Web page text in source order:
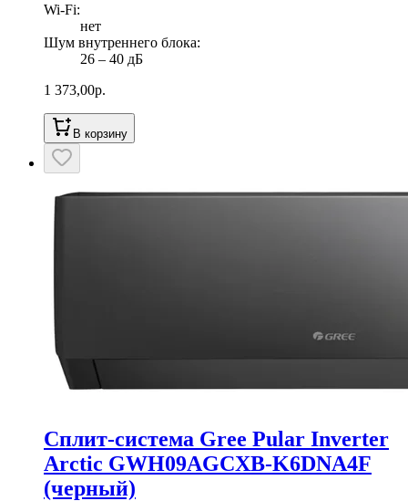
Wi-Fi:
нет
Шум внутреннего блока:
26 ‒ 40 дБ
1 373,00р.
В корзину
Сплит-система Gree Pular Inverter
Arctic GWH09AGCXB-K6DNA4F
(черный)